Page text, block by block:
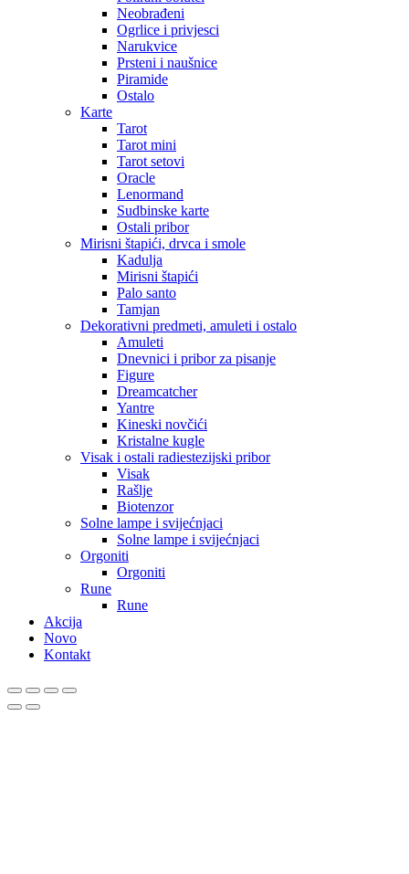
Neobrađeni
Ogrlice i privjesci
Narukvice
Prsteni i naušnice
Piramide
Ostalo
Karte
Tarot
Tarot mini
Tarot setovi
Oracle
Lenormand
Sudbinske karte
Ostali pribor
Mirisni štapići, drvca i smole
Kadulja
Mirisni štapići
Palo santo
Tamjan
Dekorativni predmeti, amuleti i ostalo
Amuleti
Dnevnici i pribor za pisanje
Figure
Dreamcatcher
Yantre
Kineski novčići
Kristalne kugle
Visak i ostali radiestezijski pribor
Visak
Rašlje
Biotenzor
Solne lampe i svijećnjaci
Solne lampe i svijećnjaci
Orgoniti
Orgoniti
Rune
Rune
Akcija
Novo
Kontakt